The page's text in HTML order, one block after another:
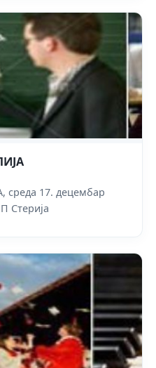
17. децембар
Стерија